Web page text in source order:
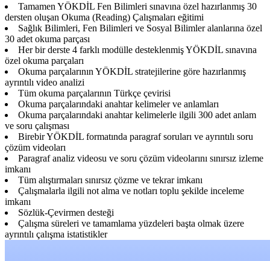
Tamamen YÖKDİL Fen Bilimleri sınavına özel hazırlanmış 30
dersten oluşan Okuma (Reading) Çalışmaları eğitimi
Sağlık Bilimleri, Fen Bilimleri ve Sosyal Bilimler alanlarına özel
30 adet okuma parçası
Her bir derste 4 farklı modülle desteklenmiş YÖKDİL sınavına
özel okuma parçaları
Okuma parçalarının YÖKDİL stratejilerine göre hazırlanmış
ayrıntılı video analizi
Tüm okuma parçalarının Türkçe çevirisi
Okuma parçalarındaki anahtar kelimeler ve anlamları
Okuma parçalarındaki anahtar kelimelerle ilgili 300 adet anlam
ve soru çalışması
Birebir YÖKDİL formatında paragraf soruları ve ayrıntılı soru
çözüm videoları
Paragraf analiz videosu ve soru çözüm videolarını sınırsız izleme
imkanı
Tüm alıştırmaları sınırsız çözme ve tekrar imkanı
Çalışmalarla ilgili not alma ve notları toplu şekilde inceleme
imkanı
Sözlük-Çevirmen desteği
Çalışma süreleri ve tamamlama yüzdeleri başta olmak üzere
ayrıntılı çalışma istatistikler